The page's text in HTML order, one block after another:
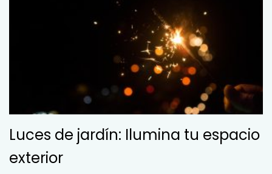
Luces de jardín: Ilumina tu espacio
exterior